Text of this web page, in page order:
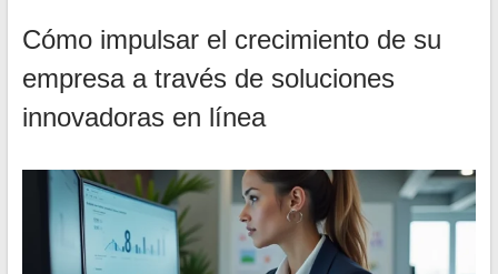
Cómo impulsar el crecimiento de su
empresa a través de soluciones
innovadoras en línea